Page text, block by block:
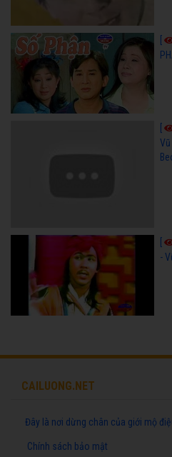
-
CAILUONG.NET
Đây là nơi dừng chân của giới mộ
Chính sách bảo mật